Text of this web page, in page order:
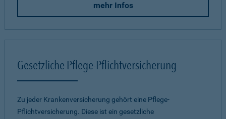
mehr Infos
Gesetzliche Pflege-Pflichtversicherung
Zu jeder Krankenversicherung gehört eine Pflege-
Pflichtversicherung. Diese ist ein gesetzliche